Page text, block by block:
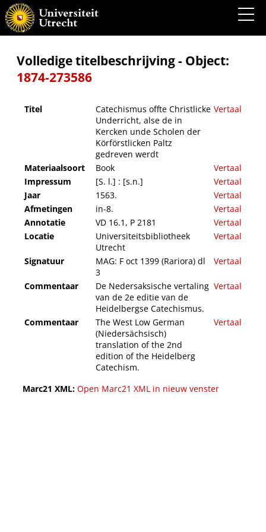
Catechismus offte Christlicke Underricht, alse de in Kercken unde Scholen der
Körförstlicken Paltz gedreven werdt
Volledige titelbeschrijving - Object:
1874-273586
Titel
Catechismus offte Christlicke
Underricht, alse de in
Kercken unde Scholen der
Körförstlicken Paltz
gedreven werdt
Vertaal
Materiaalsoort Book
Vertaal
Impressum
[S. l.] : [s.n.]
Vertaal
Jaar
1563.
Vertaal
Afmetingen
in-8.
Vertaal
Annotatie
VD 16.1, P 2181
Vertaal
Locatie
Universiteitsbibliotheek
Utrecht
Vertaal
Signatuur
MAG: F oct 1399 (Rariora) dl
3
Vertaal
Commentaar
De Nedersaksische vertaling
van de 2e editie van de
Heidelbergse Catechismus.
Vertaal
Commentaar
The West Low German
(Niedersächsisch)
translation of the 2nd
edition of the Heidelberg
Catechism.
Vertaal
Marc21 XML: Open Marc21 XML in nieuw venster